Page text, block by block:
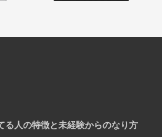
る人の特徴と未経験からのなり方